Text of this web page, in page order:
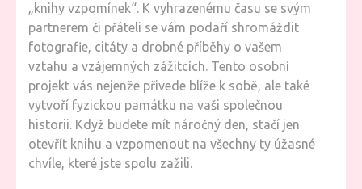
„knihy vzpomínek“. K vyhrazenému času se svým
partnerem či přáteli se vám podaří shromáždit
fotografie, citáty a drobné příběhy o vašem
vztahu a vzájemných zážitcích. Tento osobní
projekt vás nejenže přivede blíže k sobě, ale také
vytvoří fyzickou památku na vaši společnou
historii. Když budete mít náročný den, stačí jen
otevřít knihu a vzpomenout na všechny ty úžasné
chvíle, které jste spolu zažili.